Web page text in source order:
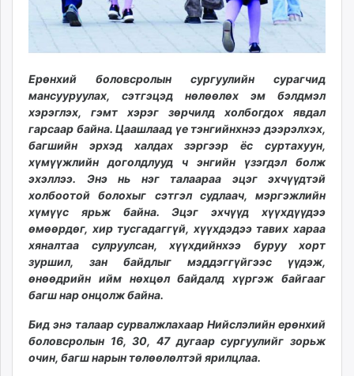
today.mn
zuv.mn
urlag.mn
unen.mn
asu.mn
shudarga.mn
shuurhai.mn
unuudur.mn
mglradio.com
fact.mn
itoim.mn
tumen.mn
times.mn
tvmongolia.mn
mass.mn
Ерөнхий боловсролын сургуулийн сурагчид
мансууруулах, сэтгэцэд нөлөөлөх эм бэлдмэл
хэрэглэх, гэмт хэрэг зөрчилд холбогдох явдал
гарсаар байна. Цаашлаад үе тэнгийнхнээ дээрэлхэх,
багшийн эрхэд халдах зэргээр ёс суртахуун,
хүмүүжлийн доголдлууд ч энгийн үзэгдэл болж
эхэллээ. Энэ нь нэг талаараа эцэг эхчүүдтэй
холбоотой болохыг сэтгэл судлаач, мэргэжлийн
хүмүүс ярьж байна. Эцэг эхчүүд хүүхдүүдээ
өмөөрдөг, хир тусгадаггүй, хүүхдэдээ тавих хараа
хяналтаа сулруулсан, хүүхдийнхээ буруу хорт
зуршил, зан байдлыг мэддэггүйгээс үүдэж,
өнөөдрийн ийм нөхцөл байдалд хүргэж байгааг
багш нар онцолж байна.
Бид энэ талаар сурвалжлахаар Нийслэлийн ерөнхий
боловсролын 16, 30, 47 дугаар сургуулийг зорьж
очин, багш нарын төлөөлөлтэй ярилцлаа.